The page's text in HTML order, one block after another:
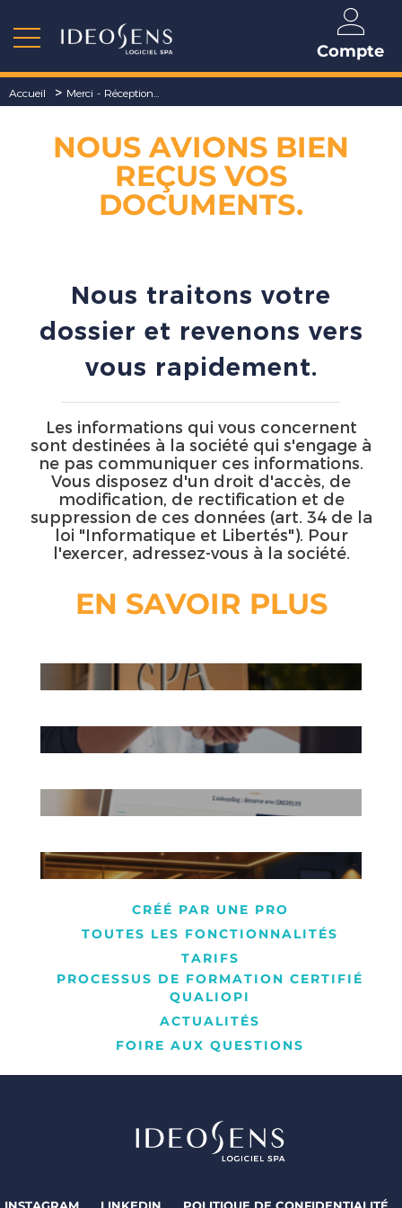
Compte
Accueil > Merci - Réception...
NOUS AVIONS BIEN
REÇUS VOS
DOCUMENTS.
Nous traitons votre
dossier et revenons vers
vous rapidement.
Les informations qui vous concernent
sont destinées à la société qui s'engage à
ne pas communiquer ces informations.
Vous disposez d'un droit d'accès, de
modification, de rectification et de
suppression de ces données (art. 34 de la
loi "Informatique et Libertés"). Pour
l'exercer, adressez-vous à la société.
EN SAVOIR PLUS
CRÉÉ PAR UNE PRO
TOUTES LES FONCTIONNALITÉS
TARIFS
PROCESSUS DE FORMATION CERTIFIÉ
QUALIOPI
ACTUALITÉS
FOIRE AUX QUESTIONS